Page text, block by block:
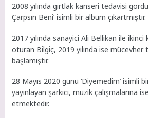
2008 yılında gırtlak kanseri tedavisi
Çarpsın Beni’ isimli bir albüm çıkartmıştır.
2017 yılında sanayici Ali Bellikan ile ikinci
oturan Bilgiç, 2019 yılında ise mücevher
başlamıştır.
28 Mayıs 2020 günü ‘Diyemedim’ isimli
yayınlayan şarkıcı, müzik çalışmalarına
etmektedir.